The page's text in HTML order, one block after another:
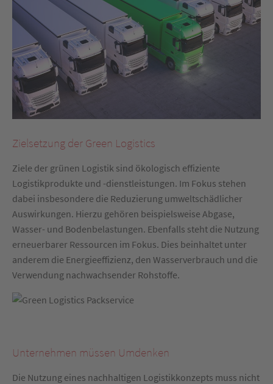
Zielsetzung der Green Logistics
Ziele der grünen Logistik sind ökologisch effiziente
Logistikprodukte und -dienstleistungen. Im Fokus stehen
dabei insbesondere die Reduzierung umweltschädlicher
Auswirkungen. Hierzu gehören beispielsweise Abgase,
Wasser- und Bodenbelastungen. Ebenfalls steht die Nutzung
erneuerbarer Ressourcen im Fokus. Dies beinhaltet unter
anderem die Energieeffizienz, den Wasserverbrauch und die
Verwendung nachwachsender Rohstoffe.
Unternehmen müssen Umdenken
Die Nutzung eines nachhaltigen Logistikkonzepts muss nicht